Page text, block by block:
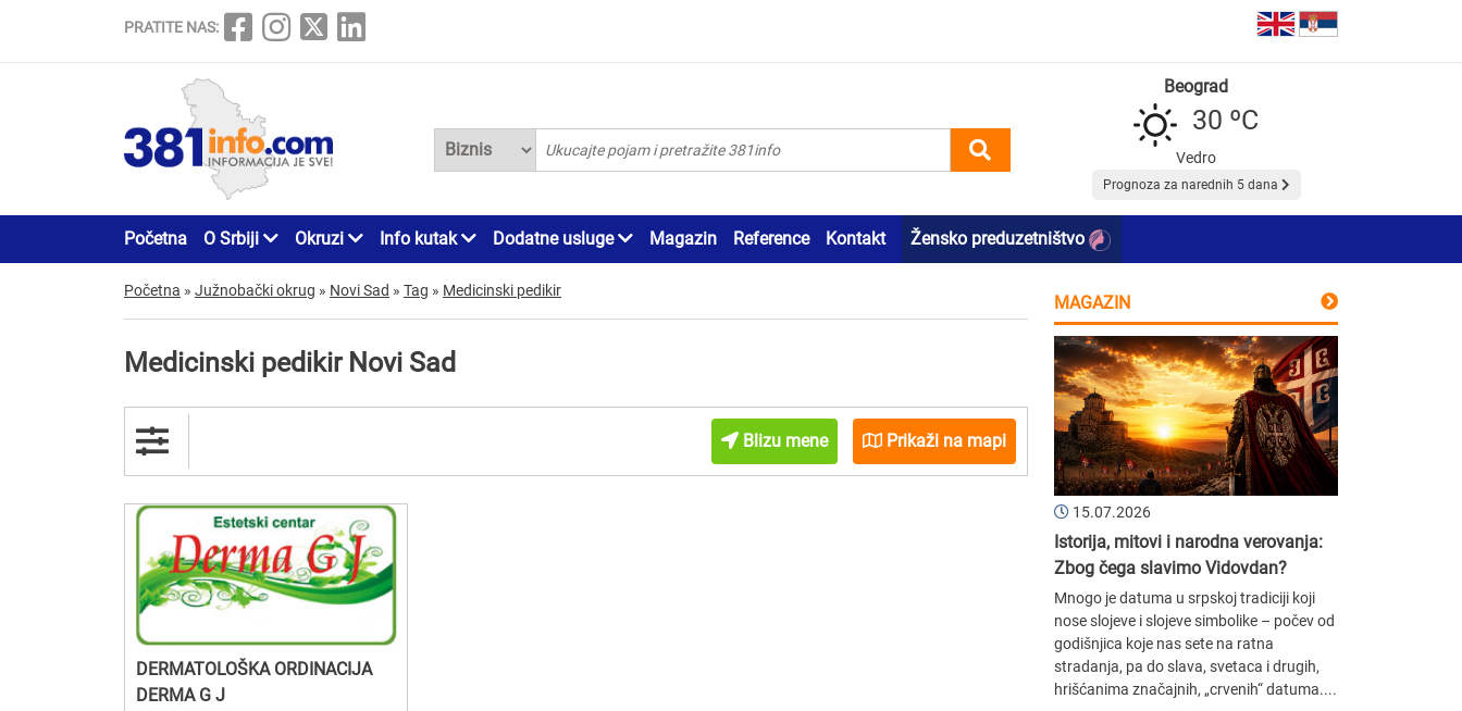
PRATITE NAS:
Beograd
30 ºC
Vedro
Prognoza za narednih 5 dana
Početna O Srbiji Okruzi Info kutak Dodatne usluge Magazin Reference Kontakt Žensko preduzetništvo
Početna » Južnobački okrug » Novi Sad » Tag » Medicinski pedikir
Medicinski pedikir Novi Sad
Blizu mene Prikaži na mapi
DERMATOLOŠKA ORDINACIJA
DERMA G J
MAGAZIN
15.07.2026
Istorija, mitovi i narodna verovanja:
Zbog čega slavimo Vidovdan?
Mnogo je datuma u srpskoj tradiciji koji
nose slojeve i slojeve simbolike – počev od
godišnjica koje nas sete na ratna
stradanja, pa do slava, svetaca i drugih,
hrišćanima značajnih, „crvenih“ datuma....